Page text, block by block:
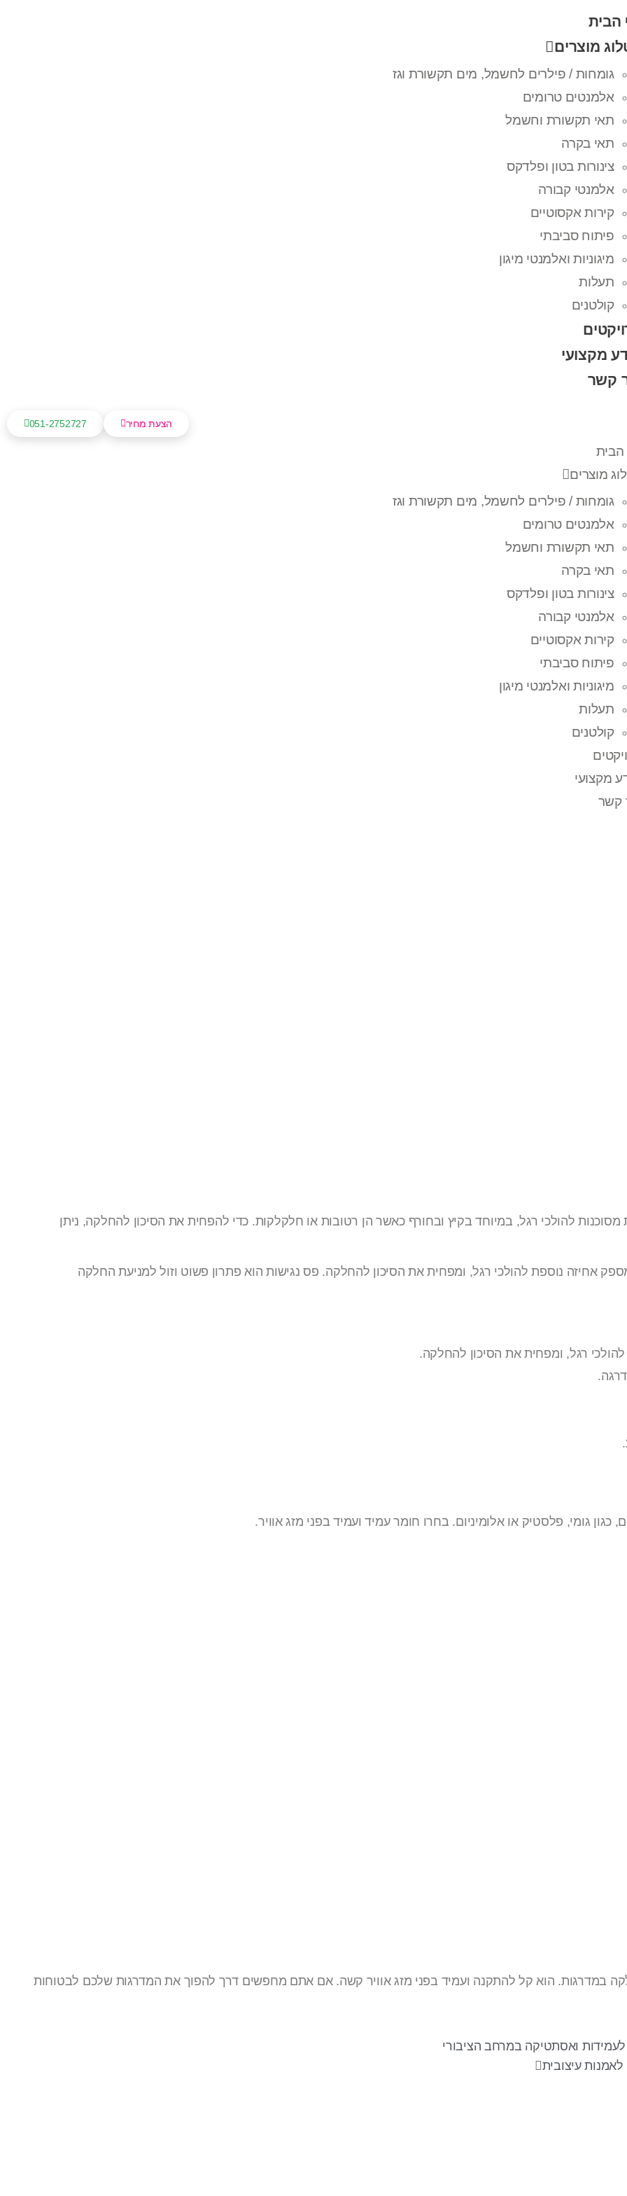
הבית
מוצרים
גומחות / פילרים לחשמל, מים תקשורת וגז
אלמנטים טרומים
תאי תקשורת וחשמל
תאי בקרה
צינורות בטון ופלדקס
אלמנטי קבורה
קירות אקסוטיים
פיתוח סביבתי
מיגוניות ואלמנטי מיגון
תעלות
קולטנים
מקצועי
קשר
הבית
מוצרים
גומחות / פילרים לחשמל, מים תקשורת וגז
אלמנטים טרומים
תאי תקשורת וחשמל
תאי בקרה
צינורות בטון ופלדקס
אלמנטי קבורה
קירות אקסוטיים
פיתוח סביבתי
מיגוניות ואלמנטי מיגון
תעלות
קולטנים
מקצועי
קשר
051-2752727 הצעת מחיר
מסוכנות להולכי רגל, במיוחד בקיץ ובחורף כאשר הן רטובות או חלקלקות. כדי להפחית את הסיכון להחלקה, ניתן
אחיזה נוספת להולכי רגל, ומפחית את הסיכון להחלקה. פס נגישות הוא פתרון פשוט וזול למניעת החלקה
רגל, ומפחית את הסיכון להחלקה.
כגון גומי, פלסטיק או אלומיניום. בחרו חומר עמיד ועמיד בפני מזג אוויר.
במדרגות. הוא קל להתקנה ועמיד בפני מזג אוויר קשה. אם אתם מחפשים דרך להפוך את המדרגות שלכם לבטוחות
ואסתטיקה במרחב הציבורי